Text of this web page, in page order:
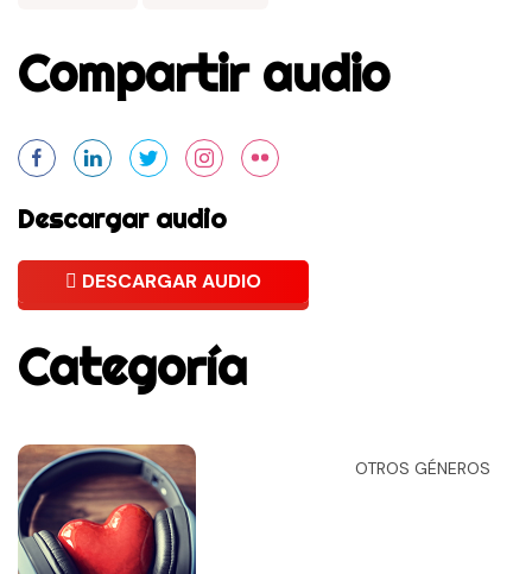
Compartir audio
Descargar audio
DESCARGAR AUDIO
Categoría
OTROS GÉNEROS